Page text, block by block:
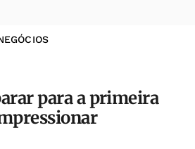
para a primeira